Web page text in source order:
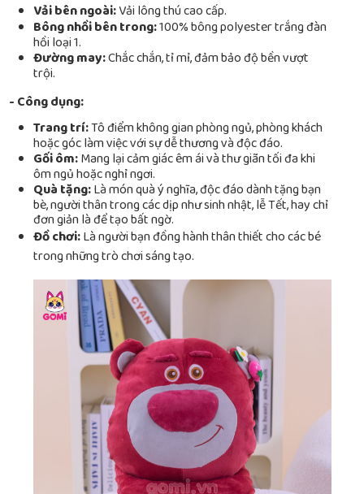
Vải bên ngoài:Vải lông thú cao cấp.
Bông nhồi bên trong:100% bông polyester trắng đàn
hồi loại 1.
Đường may:Chắc chắn, tỉ mỉ, đảm bảo độ bền vượt
trội.
- Công dụng:
Trang trí:Tô điểm không gian phòng ngủ, phòng khách
hoặc góc làm việc với sự dễ thương và độc đáo.
Gối ôm:Mang lại cảm giác êm ái và thư giãn tối đa khi
ôm ngủ hoặc nghỉ ngơi.
Quà tặng:Là món quà ý nghĩa, độc đáo dành tặng bạn
bè, người thân trong các dịp như sinh nhật, lễ Tết, hay chỉ
đơn giản là để tạo bất ngờ.
Đồ chơi:Là người bạn đồng hành thân thiết cho các bé
trong những trò chơi sáng tạo.